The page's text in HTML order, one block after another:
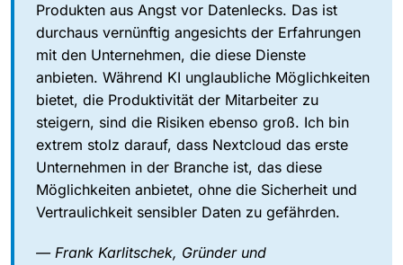
Produkten aus Angst vor Datenlecks. Das ist
durchaus vernünftig angesichts der Erfahrungen
mit den Unternehmen, die diese Dienste
anbieten. Während KI unglaubliche Möglichkeiten
bietet, die Produktivität der Mitarbeiter zu
steigern, sind die Risiken ebenso groß. Ich bin
extrem stolz darauf, dass Nextcloud das erste
Unternehmen in der Branche ist, das diese
Möglichkeiten anbietet, ohne die Sicherheit und
Vertraulichkeit sensibler Daten zu gefährden.
— Frank Karlitschek, Gründer und